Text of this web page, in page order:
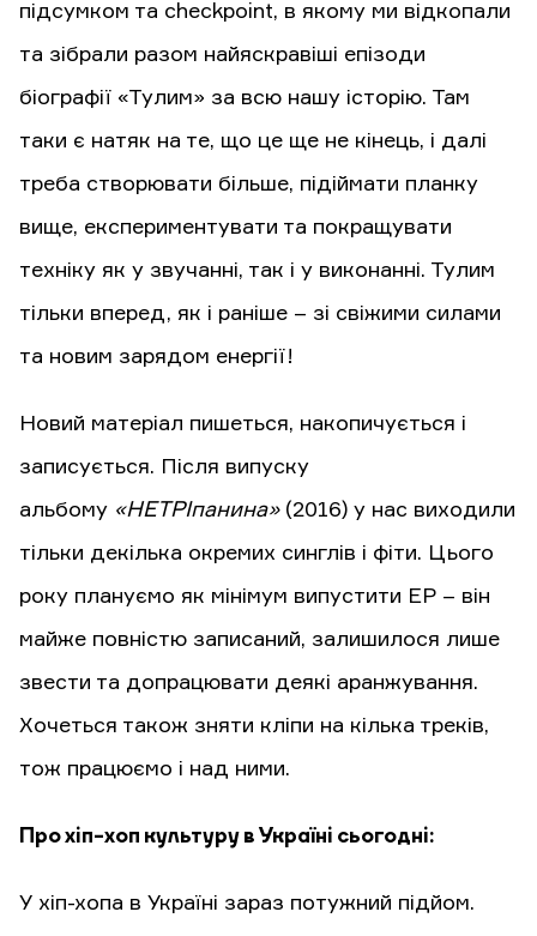
підсумком та checkpoint, в якому ми відкопали
та зібрали разом найяскравіші епізоди
біографії «Тулим» за всю нашу історію. Там
таки є натяк на те, що це ще не кінець, і далі
треба створювати більше, підіймати планку
вище, експериментувати та покращувати
техніку як у звучанні, так і у виконанні. Тулим
тільки вперед, як і раніше – зі свіжими силами
та новим зарядом енергії!
Новий матеріал пишеться, накопичується і
записується. Після випуску
альбому «НЕТРІпанина»(2016) у нас виходили
тільки декілька окремих синглів і фіти. Цього
року плануємо як мінімум випустити ЕР – він
майже повністю записаний, залишилося лише
звести та допрацювати деякі аранжування.
Хочеться також зняти кліпи на кілька треків,
тож працюємо і над ними.
Про хіп-хоп культуру в Україні сьогодні:
У хіп-хопа в Україні зараз потужний підйом.